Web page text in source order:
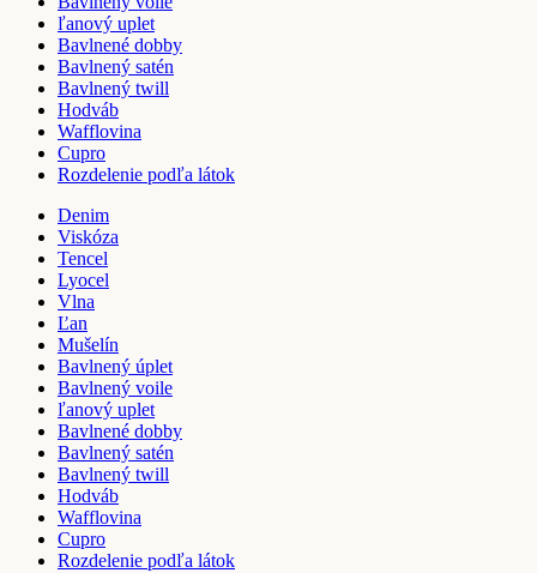
ľanový uplet
Bavlnené dobby
Bavlnený satén
Bavlnený twill
Hodváb
Wafflovina
Cupro
Rozdelenie podľa látok
Denim
Viskóza
Tencel
Lyocel
Vlna
Ľan
Mušelín
Bavlnený úplet
Bavlnený voile
ľanový uplet
Bavlnené dobby
Bavlnený satén
Bavlnený twill
Hodváb
Wafflovina
Cupro
Rozdelenie podľa látok